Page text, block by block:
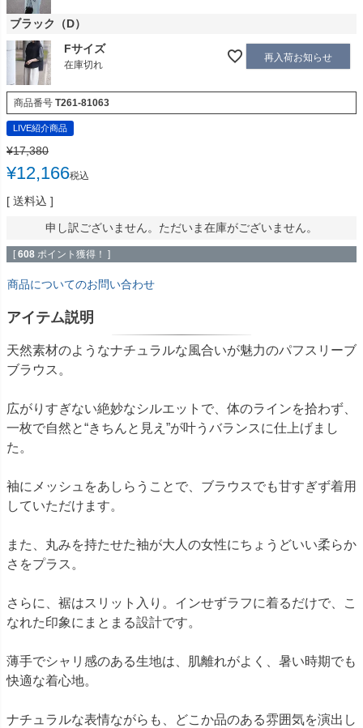
ブラック（D）
Fサイズ
在庫切れ
再入荷お知らせ
商品番号 T261-81063
LIVE紹介商品
¥17,380
¥12,166税込
送料込
申し訳ございません。ただいま在庫がございません。
[ 608 ポイント獲得！ ]
商品についてのお問い合わせ
アイテム説明
天然素材のようなナチュラルな風合いが魅力のパフスリーブ
ブラウス。
広がりすぎない絶妙なシルエットで、体のラインを拾わず、
一枚で自然と“きちんと見え”が叶うバランスに仕上げまし
た。
袖にメッシュをあしらうことで、ブラウスでも甘すぎず着用
していただけます。
また、丸みを持たせた袖が大人の女性にちょうどいい柔らか
さをプラス。
さらに、裾はスリット入り。インせずラフに着るだけで、こ
なれた印象にまとまる設計です。
薄手でシャリ感のある生地は、肌離れがよく、暑い時期でも
快適な着心地。
ナチュラルな表情ながらも、どこか品のある雰囲気を演出し